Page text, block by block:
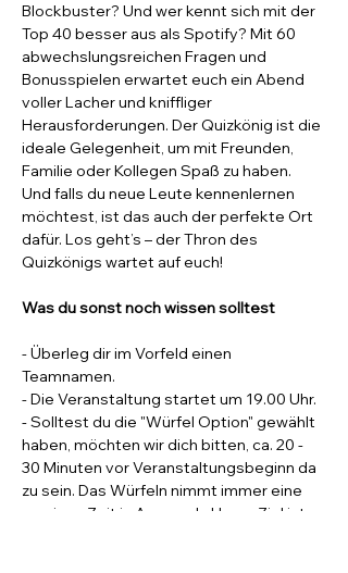
Blockbuster? Und wer kennt sich mit der
Top 40 besser aus als Spotify? Mit 60
abwechslungsreichen Fragen und
Bonusspielen erwartet euch ein Abend
voller Lacher und kniffliger
Herausforderungen. Der Quizkönig ist die
ideale Gelegenheit, um mit Freunden,
Familie oder Kollegen Spaß zu haben.
Und falls du neue Leute kennenlernen
möchtest, ist das auch der perfekte Ort
dafür. Los geht’s – der Thron des
Quizkönigs wartet auf euch!
Was du sonst noch wissen solltest
- Überleg dir im Vorfeld einen
Teamnamen.
- Die Veranstaltung startet um 19.00 Uhr.
- Solltest du die "Würfel Option" gewählt
haben, möchten wir dich bitten, ca. 20 -
30 Minuten vor Veranstaltungsbeginn da
zu sein. Das Würfeln nimmt immer eine
gewisse Zeit in Anspruch. Unser Ziel ist